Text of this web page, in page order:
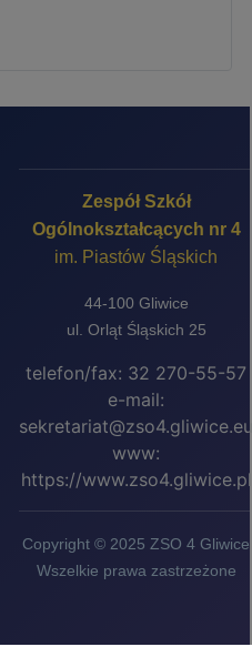
Zespół Szkół
Ogólnokształcących nr 4
im. Piastów Śląskich
44-100 Gliwice
ul. Orląt Śląskich 25
telefon/fax: 32 270-55-57
e-mail:
www:
https://www.zso4.gliwice.pl
Copyright © 2025 ZSO 4 Gliwice
Wszelkie prawa zastrzeżone